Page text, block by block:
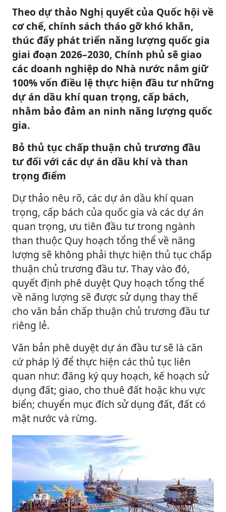
Theo dự thảo Nghị quyết của Quốc hội về
cơ chế, chính sách tháo gỡ khó khăn,
thúc đẩy phát triển năng lượng quốc gia
giai đoạn 2026–2030, Chính phủ sẽ giao
các doanh nghiệp do Nhà nước nắm giữ
100% vốn điều lệ thực hiện đầu tư những
dự án dầu khí quan trọng, cấp bách,
nhằm bảo đảm an ninh năng lượng quốc
gia.
Bỏ thủ tục chấp thuận chủ trương đầu
tư đối với các dự án dầu khí và than
trọng điểm
Dự thảo nêu rõ, các dự án dầu khí quan
trọng, cấp bách của quốc gia và các dự án
quan trọng, ưu tiên đầu tư trong ngành
than thuộc Quy hoạch tổng thể về năng
lượng sẽ không phải thực hiện thủ tục chấp
thuận chủ trương đầu tư. Thay vào đó,
quyết định phê duyệt Quy hoạch tổng thể
về năng lượng sẽ được sử dụng thay thế
cho văn bản chấp thuận chủ trương đầu tư
riêng lẻ.
Văn bản phê duyệt dự án đầu tư sẽ là căn
cứ pháp lý để thực hiện các thủ tục liên
quan như: đăng ký quy hoạch, kế hoạch sử
dụng đất; giao, cho thuê đất hoặc khu vực
biển; chuyển mục đích sử dụng đất, đất có
mặt nước và rừng.